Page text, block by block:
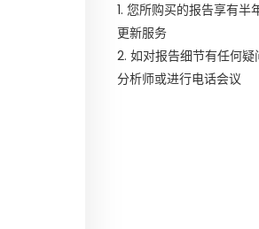
1. 您所购买的报告享有半
更新服务
2. 如对报告细节有任何
分析师或进行电话会议